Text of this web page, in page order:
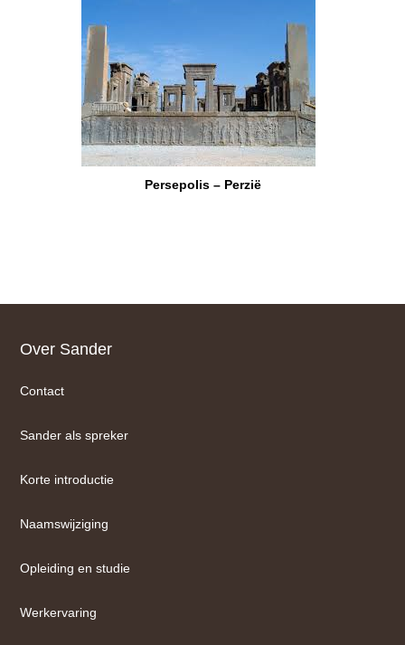
Persepolis – Perzië
Footer
Over Sander
Contact
Sander als spreker
Korte introductie
Naamswijziging
Opleiding en studie
Werkervaring